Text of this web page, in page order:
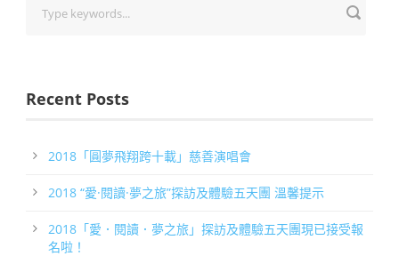
Recent Posts
2018「圓夢飛翔跨十載」慈善演唱會
2018 “愛·閱讀·夢之旅”探訪及體驗五天團 溫馨提示
2018「愛．閱讀．夢之旅」探訪及體驗五天團現已接受報
名啦！